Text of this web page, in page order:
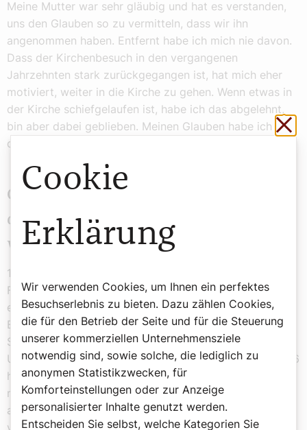
Meine Mutter war sehr gläubig und hat es verstanden,
uns den Glauben so zu vermitteln, dass wir ihn
angenommen haben. Entfernt habe ich mich nie davon.
Dass der Kirchenbesuch in den vergangenen
Jahrzehnten stark zurückgegangen ist, hat mich eher
motiviert, weiter in die Kirche zu gehen. Wenn etwas in
der Kirche schiefgelaufen ist, habe ich das abgelehnt,
bin aber dabei geblieben. Meinen Glauben habe ich
dadurch nicht verloren.
Gab es Situationen in Ihrem Leben, in
denen Ihr Glauben Ihnen eine
wichtige Stütze war?
1981 ist meine erste Frau verstorben. Wenn man seine
Frau und die Mutter seiner Kinder verliert, ist das schon
eine große Prüfung und Last. Ich war damals als
Baustatiker auch noch voll im Berufsleben. In dieser
Situation hat mir mein Glaube geholfen. Große
Unterstützung hatte ich damals von meiner Mutter. 1996
habe ich das zweite Mal geheiratet. Zum Glück haben
meine Kinder meine neue Frau gleich akzeptiert und
auch meine Frau hat sich mit den Kindern gut
Cookie
Erklärung
Wir verwenden Cookies, um Ihnen ein perfektes
Besuchserlebnis zu bieten. Dazu zählen Cookies,
die für den Betrieb der Seite und für die Steuerung
unserer kommerziellen Unternehmensziele
notwendig sind, sowie solche, die lediglich zu
anonymen Statistikzwecken, für
Komforteinstellungen oder zur Anzeige
personalisierter Inhalte genutzt werden.
Entscheiden Sie selbst, welche Kategorien Sie